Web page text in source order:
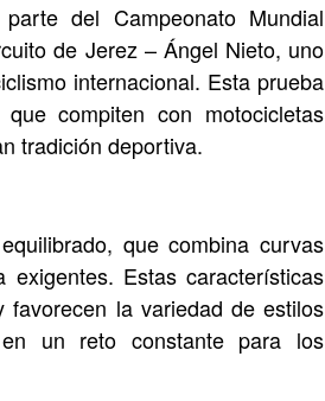
del Campeonato Mundial
de Jerez – Ángel Nieto, uno
internacional. Esta prueba
compiten con motocicletas
tradición deportiva.
que combina curvas
Estas características
favorecen la variedad de estilos
un reto constante para los